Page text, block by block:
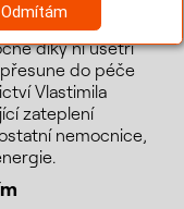
Odmítám
roce
díky ní ušetří
do péče
Vlastimila
zateplení
nemocnice,